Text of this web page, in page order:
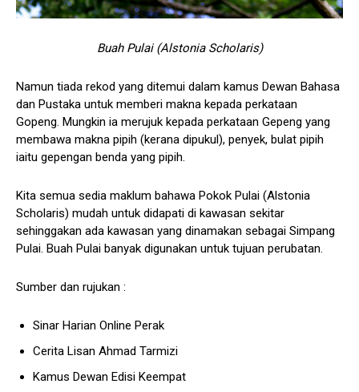
Buah Pulai (Alstonia Scholaris)
Namun tiada rekod yang ditemui dalam kamus Dewan Bahasa
dan Pustaka untuk memberi makna kepada perkataan
Gopeng. Mungkin ia merujuk kepada perkataan Gepeng yang
membawa makna pipih (kerana dipukul), penyek, bulat pipih
iaitu gepengan benda yang pipih.
Kita semua sedia maklum bahawa Pokok Pulai (Alstonia
Scholaris) mudah untuk didapati di kawasan sekitar
sehinggakan ada kawasan yang dinamakan sebagai Simpang
Pulai. Buah Pulai banyak digunakan untuk tujuan perubatan.
Sumber dan rujukan :
Sinar Harian Online Perak
Cerita Lisan Ahmad Tarmizi
Kamus Dewan Edisi Keempat